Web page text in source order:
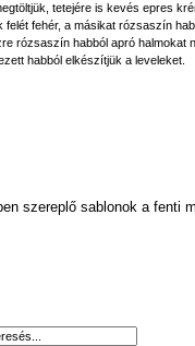
tetejére is kevés epres
felét fehér, a másikat rózsaszín
rózsaszín habból apró halmokat
habból elkészítjük a leveleket.
szereplő sablonok a fenti